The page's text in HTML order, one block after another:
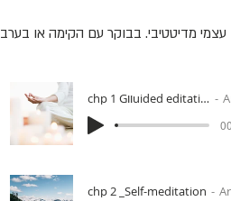
מדיטטיבי. בבוקר עם הקימה או בערב
chp 1 Gווuided editation
chp 2 _Self-meditation